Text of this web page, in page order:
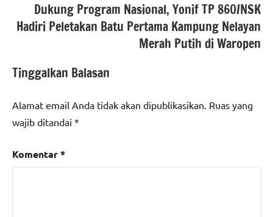
Dukung Program Nasional, Yonif TP 860/NSK
Hadiri Peletakan Batu Pertama Kampung Nelayan
Merah Putih di Waropen
Tinggalkan Balasan
Alamat email Anda tidak akan dipublikasikan. Ruas yang
wajib ditandai *
Komentar*